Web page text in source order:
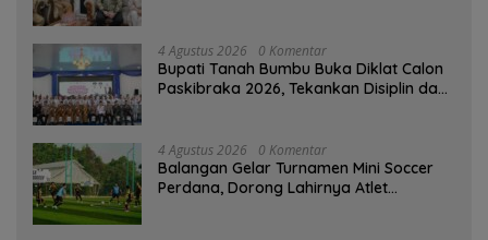
4 Agustus 2026 0 Komentar
Bupati Tanah Bumbu Buka Diklat Calon
Paskibraka 2026, Tekankan Disiplin dan
4 Agustus 2026 0 Komentar
Balangan Gelar Turnamen Mini Soccer
Perdana, Dorong Lahirnya Atlet